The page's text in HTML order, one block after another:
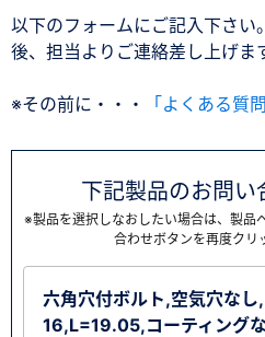
以下のフォームにご記入下さい
後、担当よりご連絡差し上げま
※その前に・・・ 「よくある質問
下記製品のお問い
※製品を選択しなおしたい場合は、製品
合わせボタンを再度クリ
六角穴付ボルト,空気穴な
16,L=19.05,コーティング